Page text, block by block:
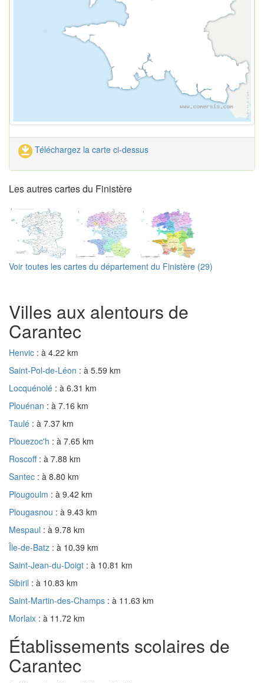
Téléchargez la carte ci-dessus
Les autres cartes du Finistère
Voir toutes les cartes du département du Finistère (29)
Villes aux alentours de
Carantec
Henvic : à 4.22 km
Saint-Pol-de-Léon : à 5.59 km
Locquénolé : à 6.31 km
Plouénan : à 7.16 km
Taulé : à 7.37 km
Plouezoc'h : à 7.65 km
Roscoff : à 7.88 km
Santec : à 8.80 km
Plougoulm : à 9.42 km
Plougasnou : à 9.43 km
Mespaul : à 9.78 km
Île-de-Batz : à 10.39 km
Saint-Jean-du-Doigt : à 10.81 km
Sibiril : à 10.83 km
Saint-Martin-des-Champs : à 11.63 km
Morlaix : à 11.72 km
Établissements scolaires de
Carantec